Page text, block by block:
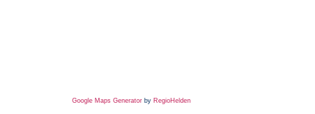
Google Maps Generator by RegioHelden